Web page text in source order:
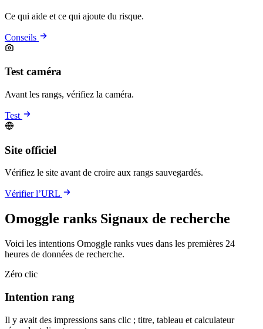
Ce qui aide et ce qui ajoute du risque.
Conseils
Test caméra
Avant les rangs, vérifiez la caméra.
Test
Site officiel
Vérifiez le site avant de croire aux rangs sauvegardés.
Vérifier l’URL
Omoggle ranks Signaux de recherche
Voici les intentions Omoggle ranks vues dans les premières 24
heures de données de recherche.
Zéro clic
Intention rang
Il y avait des impressions sans clic ; titre, tableau et calculateur